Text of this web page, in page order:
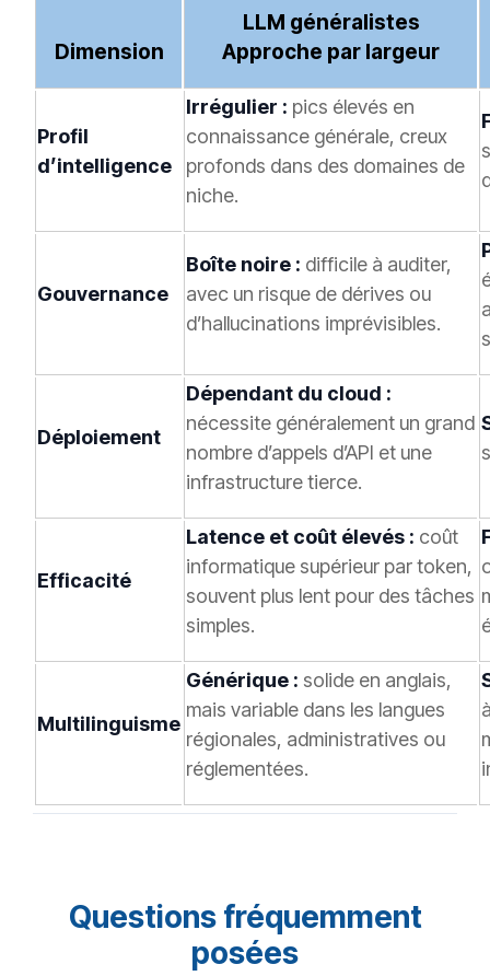
Dimension
LLM généralistes
Approche par largeur
Profil
d’intelligence
Irrégulier : pics élevés en
connaissance générale, creux
profonds dans des domaines de
niche.
Gouvernance
Boîte noire : difficile à auditer,
avec un risque de dérives ou
d’hallucinations imprévisibles.
Déploiement
Dépendant du cloud :
nécessite généralement un grand
nombre d’appels d’API et une
infrastructure tierce.
Efficacité
Latence et coût élevés : coût
informatique supérieur par token,
souvent plus lent pour des tâches
simples.
Multilinguisme
Générique : solide en anglais,
mais variable dans les langues
régionales, administratives ou
réglementées.
Questions fréquemment
posées